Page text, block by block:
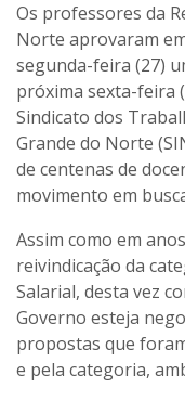
Os professores da
Norte aprovaram
segunda-feira (27)
próxima sexta-feira
Sindicato dos
Grande do Norte
de centenas de
movimento em
Assim como em
reivindicação da
Salarial, desta vez
Governo esteja
propostas que
e pela categoria,